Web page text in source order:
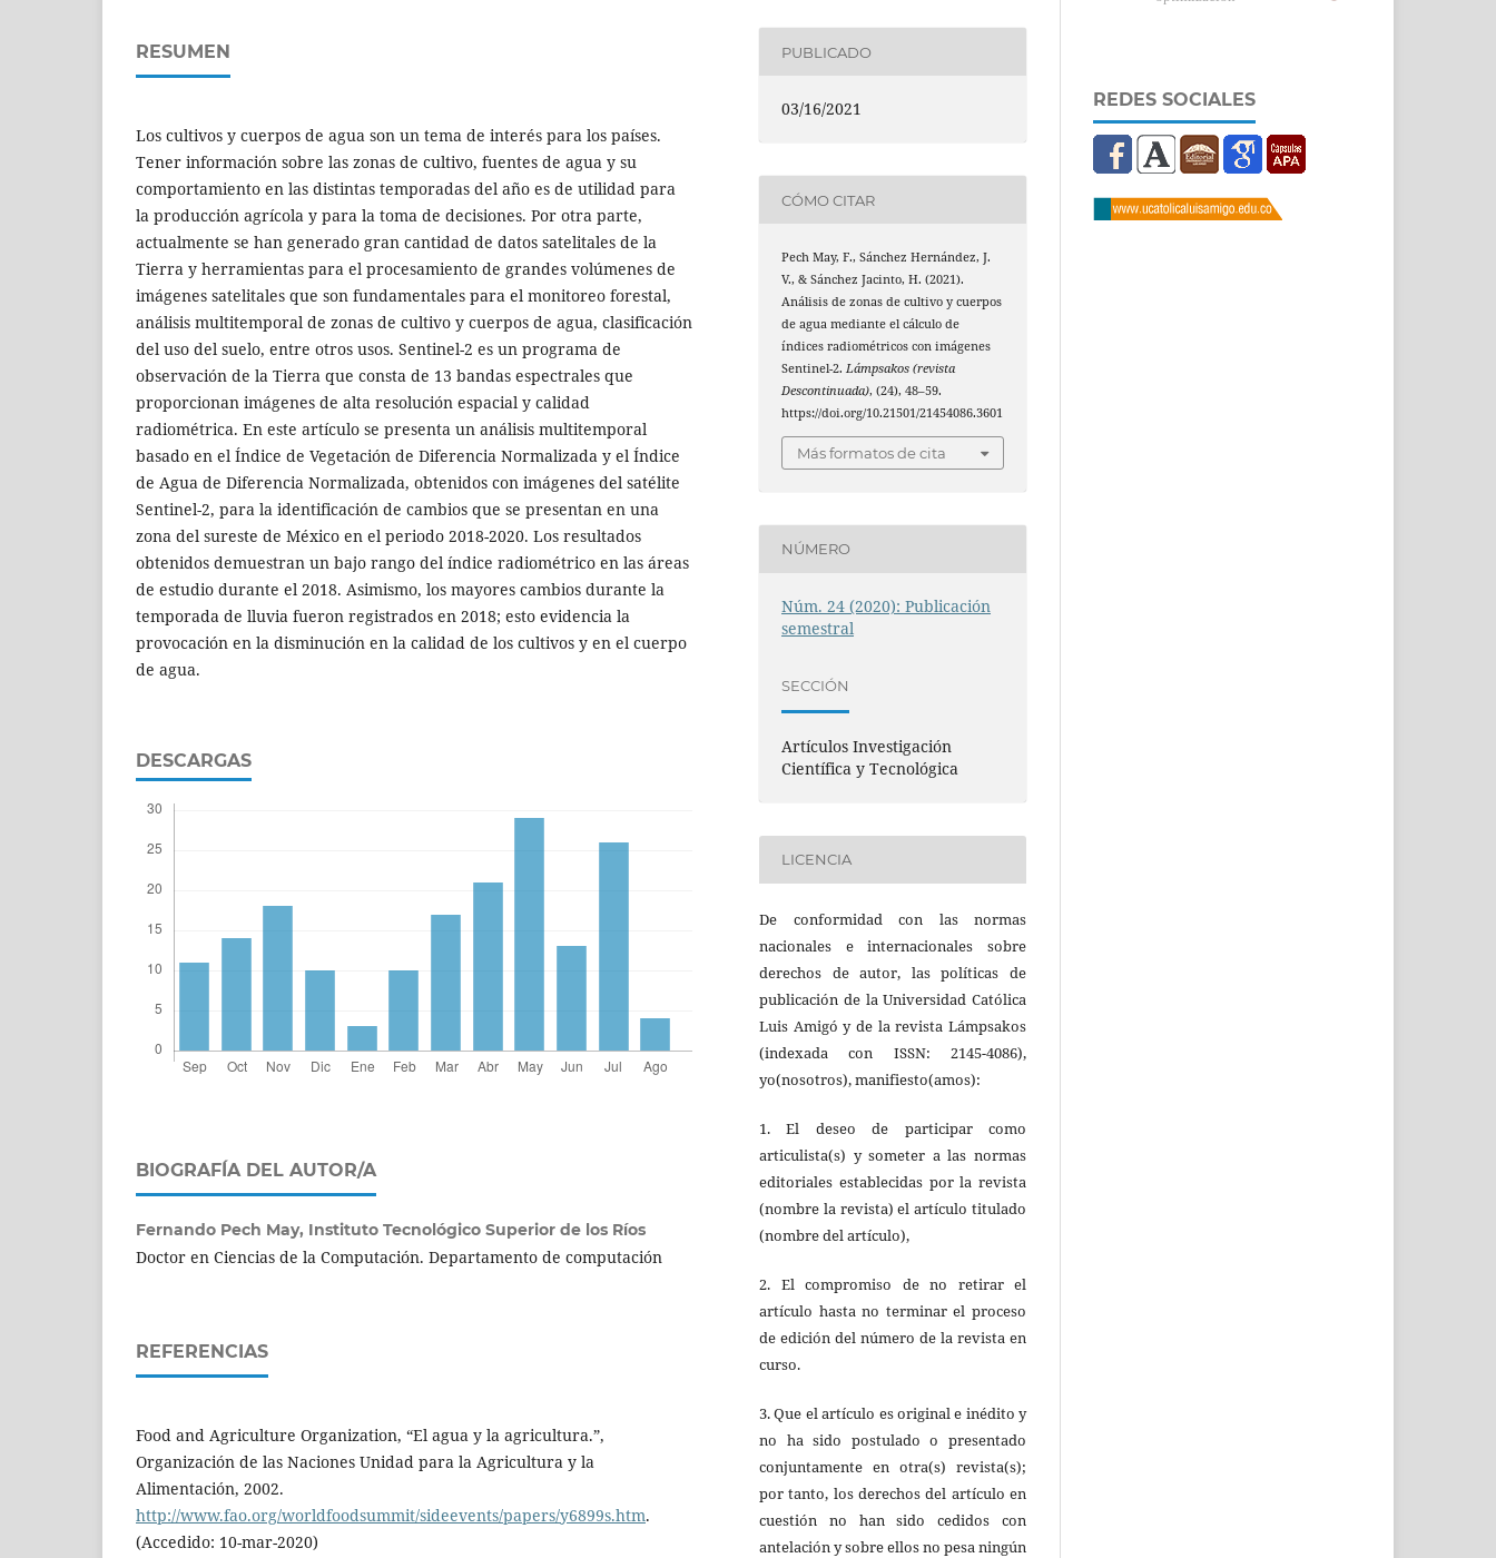
RESUMEN
Los cultivos y cuerpos de agua son un tema de interés para los países.
Tener información sobre las zonas de cultivo, fuentes de agua y su
comportamiento en las distintas temporadas del año es de utilidad para
la producción agrícola y para la toma de decisiones. Por otra parte,
actualmente se han generado gran cantidad de datos satelitales de la
Tierra y herramientas para el procesamiento de grandes volúmenes de
imágenes satelitales que son fundamentales para el monitoreo forestal,
análisis multitemporal de zonas de cultivo y cuerpos de agua, clasificación
del uso del suelo, entre otros usos. Sentinel-2 es un programa de
observación de la Tierra que consta de 13 bandas espectrales que
proporcionan imágenes de alta resolución espacial y calidad
radiométrica. En este artículo se presenta un análisis multitemporal
basado en el Índice de Vegetación de Diferencia Normalizada y el Índice
de Agua de Diferencia Normalizada, obtenidos con imágenes del satélite
Sentinel-2, para la identificación de cambios que se presentan en una
zona del sureste de México en el periodo 2018-2020. Los resultados
obtenidos demuestran un bajo rango del índice radiométrico en las áreas
de estudio durante el 2018. Asimismo, los mayores cambios durante la
temporada de lluvia fueron registrados en 2018; esto evidencia la
provocación en la disminución en la calidad de los cultivos y en el cuerpo
de agua.
DESCARGAS
BIOGRAFÍA DEL AUTOR/A
Fernando Pech May, Instituto Tecnológico Superior de los Ríos
Doctor en Ciencias de la Computación. Departamento de computación
REFERENCIAS
Food and Agriculture Organization, “El agua y la agricultura.”,
Organización de las Naciones Unidad para la Agricultura y la
Alimentación, 2002.
http://www.fao.org/worldfoodsummit/sideevents/papers/y6899s.htm.
(Accedido: 10-mar-2020)
PUBLICADO
03/16/2021
CÓMO CITAR
Pech May, F., Sánchez Hernández, J.
V., & Sánchez Jacinto, H. (2021).
Análisis de zonas de cultivo y cuerpos
de agua mediante el cálculo de
índices radiométricos con imágenes
Sentinel-2.Lámpsakos (revista
Descontinuada), (24), 48–59.
https://doi.org/10.21501/21454086.3601
Más formatos de cita
NÚMERO
Núm. 24 (2020): Publicación
semestral
SECCIÓN
Artículos Investigación
Científica y Tecnológica
LICENCIA
De conformidad con las normas
nacionales e internacionales sobre
derechos de autor, las políticas de
publicación de la Universidad Católica
Luis Amigó y de la revista Lámpsakos
(indexada con ISSN: 2145-4086),
yo(nosotros), manifiesto(amos):
1. El deseo de participar como
articulista(s) y someter a las normas
editoriales establecidas por la revista
(nombre la revista) el artículo titulado
(nombre del artículo),
2. El compromiso de no retirar el
artículo hasta no terminar el proceso
de edición del número de la revista en
curso.
3. Que el artículo es original e inédito y
no ha sido postulado o presentado
conjuntamente en otra(s) revista(s);
por tanto, los derechos del artículo en
cuestión no han sido cedidos con
antelación y sobre ellos no pesa ningún
REDES SOCIALES